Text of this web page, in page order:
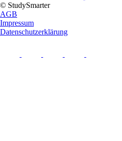
© StudySmarter
AGB
Impressum
Datenschutzerklärung